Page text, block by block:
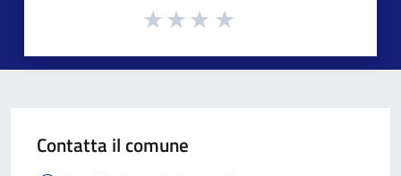
Contatta il comune